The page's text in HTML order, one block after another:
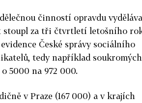
činností opravdu
stoupl za tři čtvrtletí letošního
České správy sociálního
tedy například soukromých
5000 na 972 000.
v Praze (167 000) a v krajích